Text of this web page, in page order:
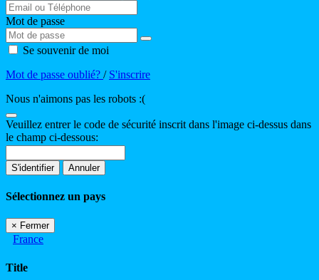
Mot de passe
Se souvenir de moi
Mot de passe oublié? / S'inscrire
Nous n'aimons pas les robots :(
Veuillez entrer le code de sécurité inscrit dans l'image ci-dessus dans
le champ ci-dessous:
S'identifier Annuler
Sélectionnez un pays
× Fermer
France
Title